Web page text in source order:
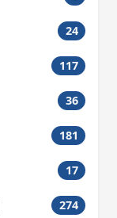
24
117
36
181
17
274